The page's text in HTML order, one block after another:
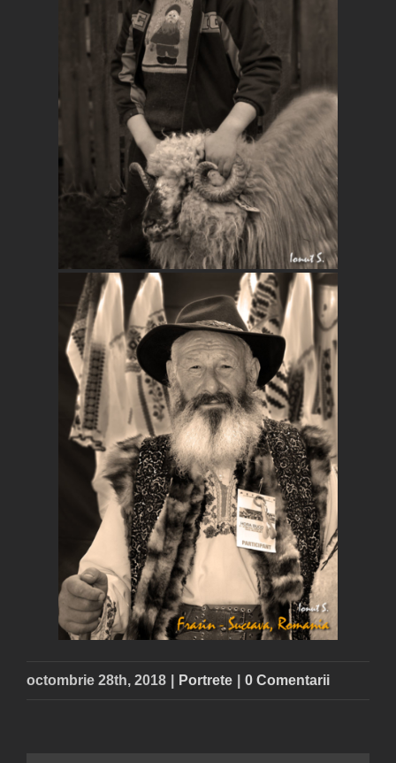
octombrie 28th, 2018 Portrete 0 Comentarii